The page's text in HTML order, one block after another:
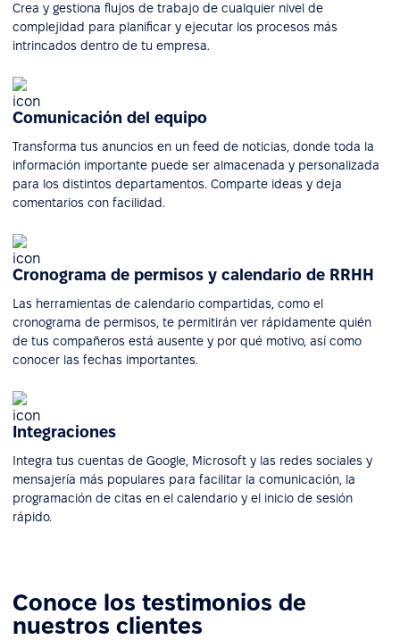
Crea y gestiona flujos de trabajo de cualquier nivel de
complejidad para planificar y ejecutar los procesos más
intrincados dentro de tu empresa.
Comunicación del equipo
Transforma tus anuncios en un feed de noticias, donde toda la
información importante puede ser almacenada y personalizada
para los distintos departamentos. Comparte ideas y deja
comentarios con facilidad.
Cronograma de permisos y calendario de RRHH
Las herramientas de calendario compartidas, como el
cronograma de permisos, te permitirán ver rápidamente quién
de tus compañeros está ausente y por qué motivo, así como
conocer las fechas importantes.
Integraciones
Integra tus cuentas de Google, Microsoft y las redes sociales y
mensajería más populares para facilitar la comunicación, la
programación de citas en el calendario y el inicio de sesión
rápido.
Conoce los testimonios de
nuestros clientes